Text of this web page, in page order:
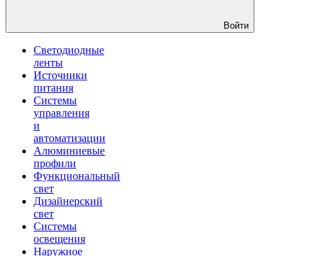
Войти
Светодиодные
ленты
Источники
питания
Системы
управления
и
автоматизации
Алюминиевые
профили
Функциональный
свет
Дизайнерский
свет
Системы
освещения
Наружное